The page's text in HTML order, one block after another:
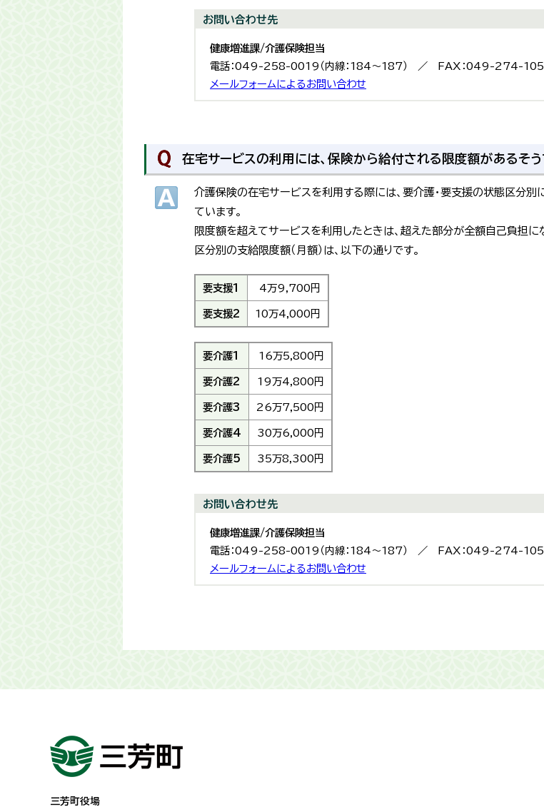
お問い合わせ先
健康増進課/介護保険担当
電話：049-258-0019（内線：184～187） ／ FAX：049-274-
メールフォームによるお問い合わせ
在宅サービスの利用には、保険から給付される限度額があるそ
介護保険の在宅サービスを利用する際には、要介護・要支援の状態区分別
ています。
限度額を超えてサービスを利用したときは、超えた部分が全額自己負担に
区分別の支給限度額（月額）は、以下の通りです。
要支援1 4万9,700円
要支援2 10万4,000円
要介護1 16万5,800円
要介護2 19万4,800円
要介護3 26万7,500円
要介護4 30万6,000円
要介護5 35万8,300円
お問い合わせ先
健康増進課/介護保険担当
電話：049-258-0019（内線：184～187） ／ FAX：049-274-
メールフォームによるお問い合わせ
三芳町役場